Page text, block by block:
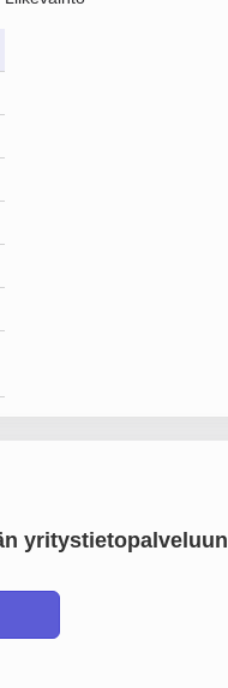
yritystietopalveluun